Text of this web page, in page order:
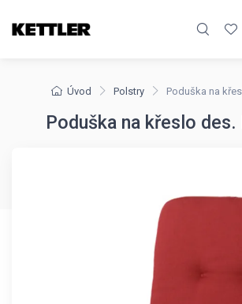
Úvod Polstry Poduška na křeslo
Poduška na křeslo des.